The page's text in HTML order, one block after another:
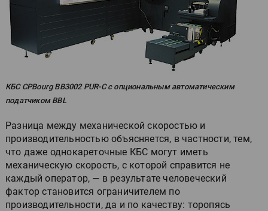
КБС CPBourg BB3002 PUR-C с опциональным автоматическим
податчиком BBL
Разница между механической скоростью и
производительностью объясняется, в частности, тем,
что даже однокареточные КБС могут иметь
механическую скорость, с которой справится не
каждый оператор, — в результате человеческий
фактор становится ограничителем по
производительности, да и по качеству: торопясь